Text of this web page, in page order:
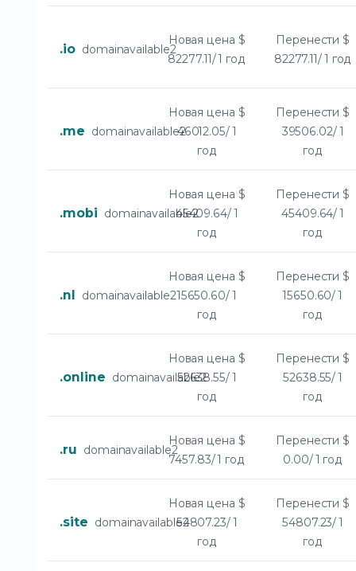
.io domainavailable2
Новая цена $
82277.11/ 1 год
Перенести $
82277.11/ 1 год
.me domainavailable2
Новая цена $
46012.05/ 1
год
Перенести $
39506.02/ 1
год
.mobi domainavailable2
Новая цена $
45409.64/ 1
год
Перенести $
45409.64/ 1
год
.nl domainavailable2
Новая цена $
15650.60/ 1
год
Перенести $
15650.60/ 1
год
.online domainavailable2
Новая цена $
52638.55/ 1
год
Перенести $
52638.55/ 1
год
.ru domainavailable2
Новая цена $
7457.83/ 1 год
Перенести $
0.00/ 1 год
.site domainavailable2
Новая цена $
54807.23/ 1
год
Перенести $
54807.23/ 1
год